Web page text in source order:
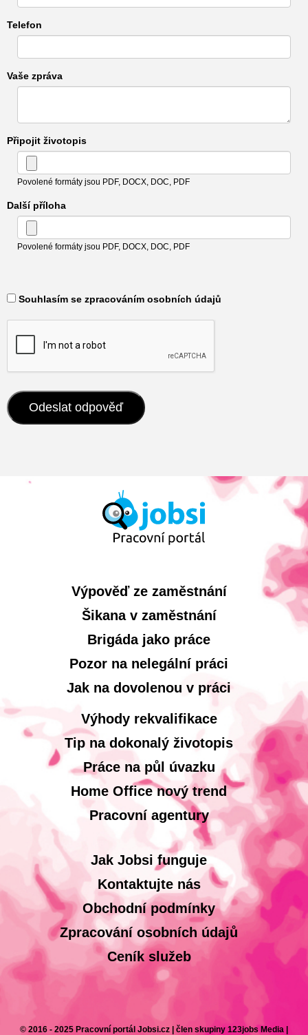
Telefon
Vaše zpráva
Připojit životopis
Povolené formáty jsou PDF, DOCX, DOC, PDF
Další příloha
Povolené formáty jsou PDF, DOCX, DOC, PDF
​ Souhlasím se zpracováním osobních údajů
Výpověď ze zaměstnání
Šikana v zaměstnání
Brigáda jako práce
Pozor na nelegální práci
Jak na dovolenou v práci
Výhody rekvalifikace
Tip na dokonalý životopis
Práce na půl úvazku
Home Office nový trend
Pracovní agentury
Jak Jobsi funguje
Kontaktujte nás
Obchodní podmínky
Zpracování osobních údajů
Ceník služeb
© 2016 - 2025 Pracovní portál Jobsi.cz | člen skupiny 123jobs Media |